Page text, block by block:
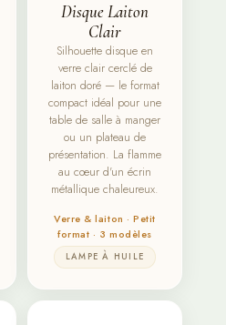
Disque Laiton
Clair
Silhouette disque en
verre clair cerclé de
laiton doré — le format
compact idéal pour une
table de salle à manger
ou un plateau de
présentation. La flamme
au cœur d'un écrin
métallique chaleureux.
Verre & laiton · Petit
format · 3 modèles
LAMPE À HUILE